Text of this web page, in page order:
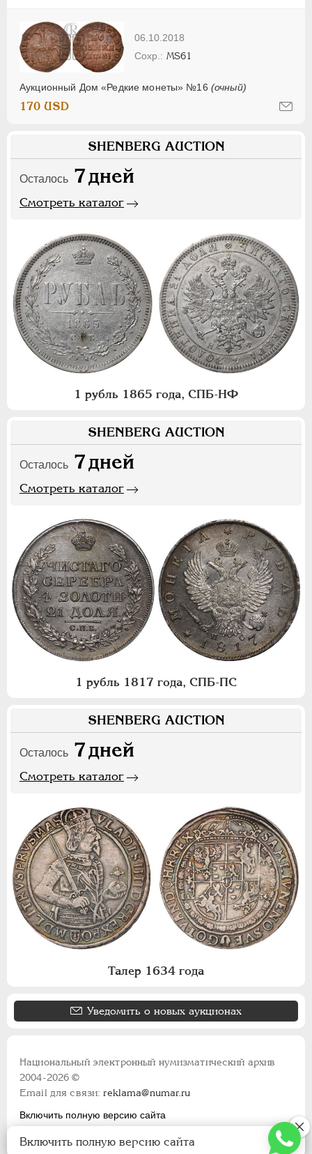
06.10.2018
Аукционный Дом «Редкие монеты» №16 (очный)
MS61
170 USD
SHENBERG AUCTION
Осталось 7дней
Смотреть каталог
1 рубль 1865 года, СПБ-НФ
SHENBERG AUCTION
Осталось 7дней
Смотреть каталог
1 рубль 1817 года, СПБ-ПС
SHENBERG AUCTION
Осталось 7дней
Смотреть каталог
Талер 1634 года
Уведомить о новых аукционах
Национальный электронный нумизматический архив
2004-2026 ©
Email для связи:reklama@numar.ru
Включить полную версию сайта
Включить полную версию сайта